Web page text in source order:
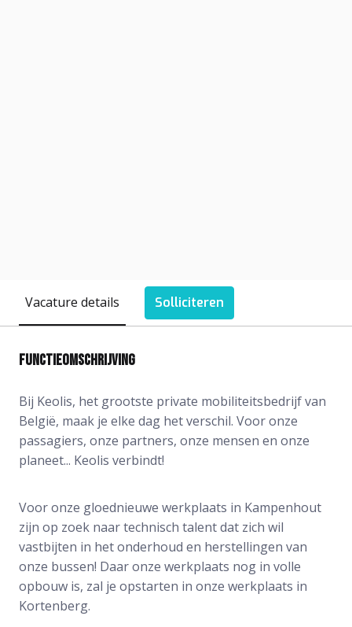
Vacature details Solliciteren
Functieomschrijving
Bij Keolis, het grootste private mobiliteitsbedrijf van
België, maak je elke dag het verschil. Voor onze
passagiers, onze partners, onze mensen en onze
planeet... Keolis verbindt!
Voor onze gloednieuwe werkplaats in Kampenhout
zijn op zoek naar technisch talent dat zich wil
vastbijten in het onderhoud en herstellingen van
onze bussen! Daar onze werkplaats nog in volle
opbouw is, zal je opstarten in onze werkplaats in
Kortenberg.